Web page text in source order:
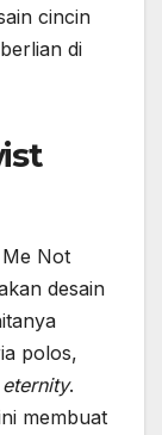
cincin
di
Not
desain
polos,
eternity.
membuat